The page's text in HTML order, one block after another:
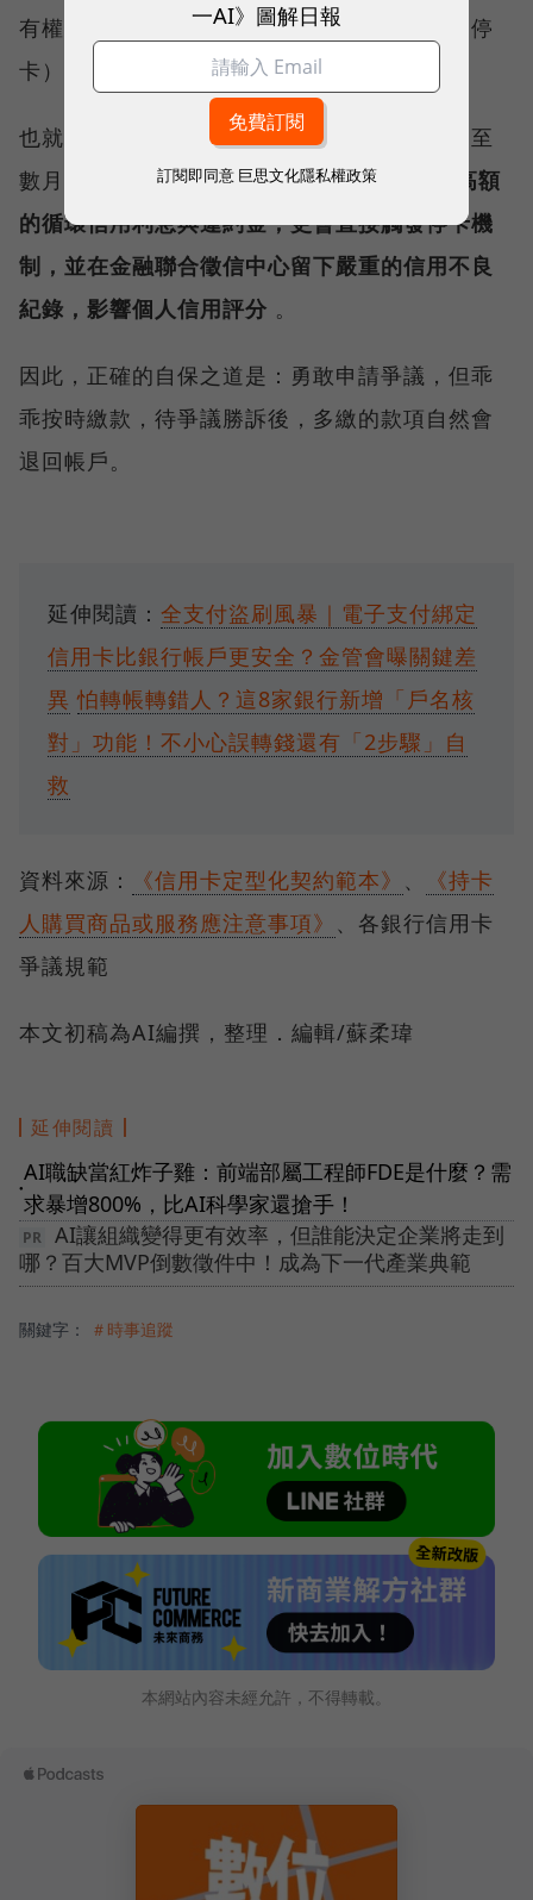
有權不經催告，暫時停止持卡人的使用權利（停
卡）。
也就是說，如果在爭議處理期間（通常要數週至
數月），
民眾選擇完全不繳帳單，將會產生高額
的循環信用利息與違約金，更會直接觸發停卡機
制，並在金融聯合徵信中心留下嚴重的信用不良
紀錄，影響個人信用評分 。
因此，正確的自保之道是：勇敢申請爭議，但乖
乖按時繳款，待爭議勝訴後，多繳的款項自然會
退回帳戶。
延伸閱讀： 全支付盜刷風暴｜電子支付綁定
信用卡比銀行帳戶更安全？金管會曝關鍵差
異 怕轉帳轉錯人？這8家銀行新增「戶名核
對」功能！不小心誤轉錢還有「2步驟」自
救
資料來源： 《信用卡定型化契約範本》
《持卡
人購買商品或服務應注意事項》
、各銀行信用卡
爭議規範
本文初稿為AI編撰，整理．編輯/蘇柔瑋
延伸閱讀
●
AI職缺當紅炸子雞：前端部屬工程師FDE是什麼？需
求暴增800%，比AI科學家還搶手！
AI讓組織變得更有效率，但誰能決定企業將走到
哪？百大MVP倒數徵件中！成為下一代產業典範
關鍵字： ＃時事追蹤
本網站內容未經允許，不得轉載。
一AI》圖解日報
訂閱即同意 巨思文化隱私權政策